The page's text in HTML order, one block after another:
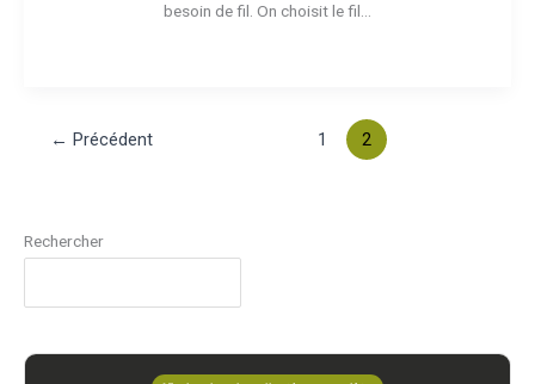
besoin de fil. On choisit le fil...
← Précédent 1 2
Rechercher